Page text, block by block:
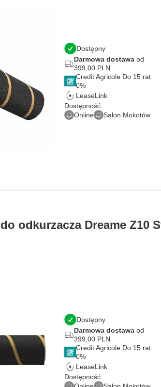
Dostępny
Darmowa dostawa od
399,00 PLN
Credit Agricole
LeaseLink
Dostępność:
Online
Salon Mokotów
odkurzacza Dreame Z10
Dostępny
Darmowa dostawa od
399,00 PLN
Credit Agricole
LeaseLink
Dostępność: